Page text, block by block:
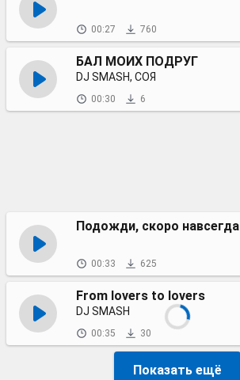
00:27 760
БАЛ МОИХ ПОДРУГ
DJ SMASH, СОЯ
00:30 6
Подожди, скоро навсегда
00:33 625
From lovers to lovers
DJ SMASH
00:35 30
Показать ещё